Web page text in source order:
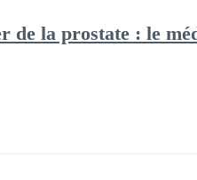
de la prostate : le